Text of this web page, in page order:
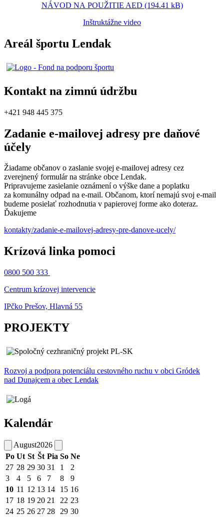
NÁVOD NA POUŽITIE AED (194.41 kB)
Inštruktážne video
Areál športu Lendak
Kontakt na zimnú údržbu
+421 948 445 375
Zadanie e-mailovej adresy pre daňové
účely
Žiadame občanov o zaslanie svojej e-mailovej adresy cez
zverejnený formulár na stránke obce Lendak.
Pripravujeme zasielanie oznámení o výške dane a poplatku
za komunálny odpad na e-mail. Občanom, ktorí nemajú svoj e-mail
budeme posielať rozhodnutia v papierovej forme ako doteraz.
Ďakujeme
kontakty/zadanie-e-mailovej-adresy-pre-danove-ucely/
Krízová linka pomoci
0800 500 333
Centrum krízovej intervencie
IPčko Prešov, Hlavná 55
PROJEKTY
Rozvoj a podpora potenciálu cestovného ruchu v obci Gródek
nad Dunajcem a obec Lendak
Kalendár
August2026
Po Ut St Št Pia So Ne
27 28 29 30 31 1
2
3
4 5 6 7 8
9
10 11 12 13 14 15 16
17 18 19 20 21 22 23
24 25 26 27 28 29 30